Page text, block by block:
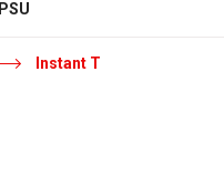
PSU
Instant T